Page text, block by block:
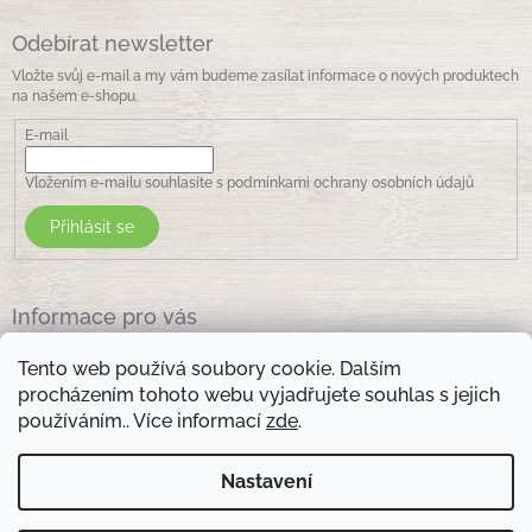
Tento web používá soubory cookie. Dalším
procházením tohoto webu vyjadřujete souhlas s jejich
používáním.. Více informací zde.
Nastavení
Odebírat newsletter
Vložte svůj e-mail a my vám budeme zasílat informace o nových produktech
na našem e-shopu.
E-mail
Vložením e-mailu souhlasíte s podmínkami ochrany osobních údajů
Přihlásit se
Informace pro vás
Obchodní podmínky
Podmínky ochrany osobních údajů
Kontakty
Otevírací doba prodejny: pondělí - pátek - 8.30 -17.00 , sobota 9.00-11 .00